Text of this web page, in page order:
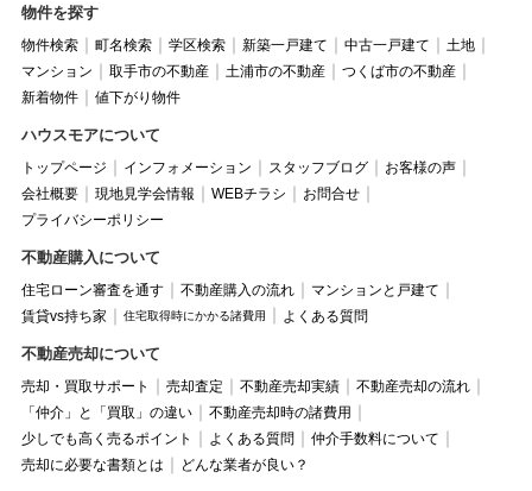
物件を探す
物件検索 町名検索 学区検索 新築一戸建て 中古一戸建て
土地
マンション
取手市の不動産 土浦市の不動産
つくば市の不動産
新着物件
値下がり物件
ハウスモアについて
トップページ インフォメーション スタッフブログ
お客様の声
会社概要
現地見学会情報 WEBチラシ
お問合せ
プライバシーポリシー
不動産購入について
住宅ローン審査を通す 不動産購入の流れ
マンションと戸建て
賃貸vs持ち家
住宅取得時にかかる諸費用 よくある質問
不動産売却について
売却・買取サポート 売却査定 不動産売却実績
不動産売却の流れ
「仲介」と「買取」の違い
不動産売却時の諸費用
少しでも高く売るポイント
よくある質問
仲介手数料について
売却に必要な書類とは
どんな業者が良い？